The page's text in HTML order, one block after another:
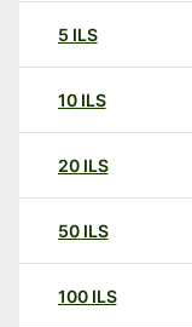
5 ILS
10 ILS
20 ILS
50 ILS
100 ILS